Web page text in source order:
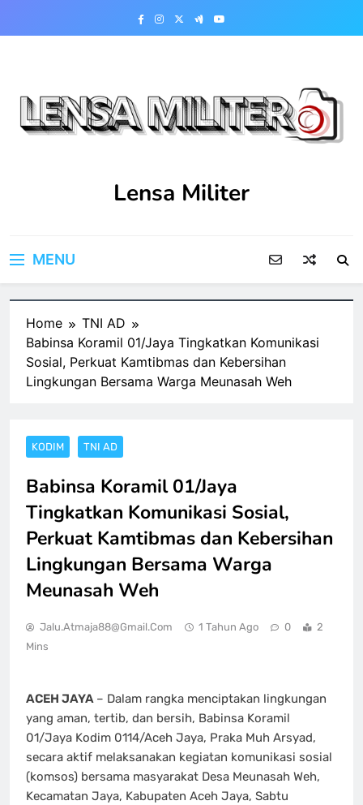
Lensa Militer
MENU
Home
TNI AD
Babinsa Koramil 01/Jaya Tingkatkan Komunikasi
Sosial, Perkuat Kamtibmas dan Kebersihan
Lingkungan Bersama Warga Meunasah Weh
KODIM TNI AD
Babinsa Koramil 01/Jaya
Tingkatkan Komunikasi Sosial,
Perkuat Kamtibmas dan Kebersihan
Lingkungan Bersama Warga
Meunasah Weh
Jalu.atmaja88@gmail.com 1 Tahun Ago 0
2
Mins
ACEH JAYA – Dalam rangka menciptakan lingkungan
yang aman, tertib, dan bersih, Babinsa Koramil
01/Jaya Kodim 0114/Aceh Jaya, Praka Muh Arsyad,
secara aktif melaksanakan kegiatan komunikasi sosial
(komsos) bersama masyarakat Desa Meunasah Weh,
Kecamatan Jaya, Kabupaten Aceh Jaya, Sabtu